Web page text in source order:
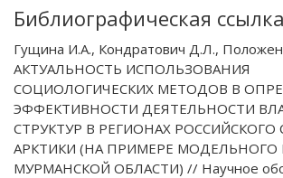
Библиографическая ссылка
Гущина И.А., Кондратович Д.Л.,
АКТУАЛЬНОСТЬ ИСПОЛЬЗОВАНИЯ
СОЦИОЛОГИЧЕСКИХ МЕТОДОВ В
ЭФФЕКТИВНОСТИ ДЕЯТЕЛЬНОСТИ
СТРУКТУР В РЕГИОНАХ РОССИЙСКОГО
АРКТИКИ (НА ПРИМЕРЕ МОДЕЛЬНОГО
МУРМАНСКОЙ ОБЛАСТИ) // Научное